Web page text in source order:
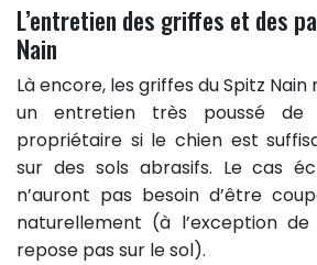
L’entretien des griffes et des
Nain
Là encore, les griffes du Spitz
un entretien très poussé
propriétaire si le chien est
sur des sols abrasifs. Le cas
n’auront pas besoin d’être
naturellement (à l’exception
repose pas sur le sol).